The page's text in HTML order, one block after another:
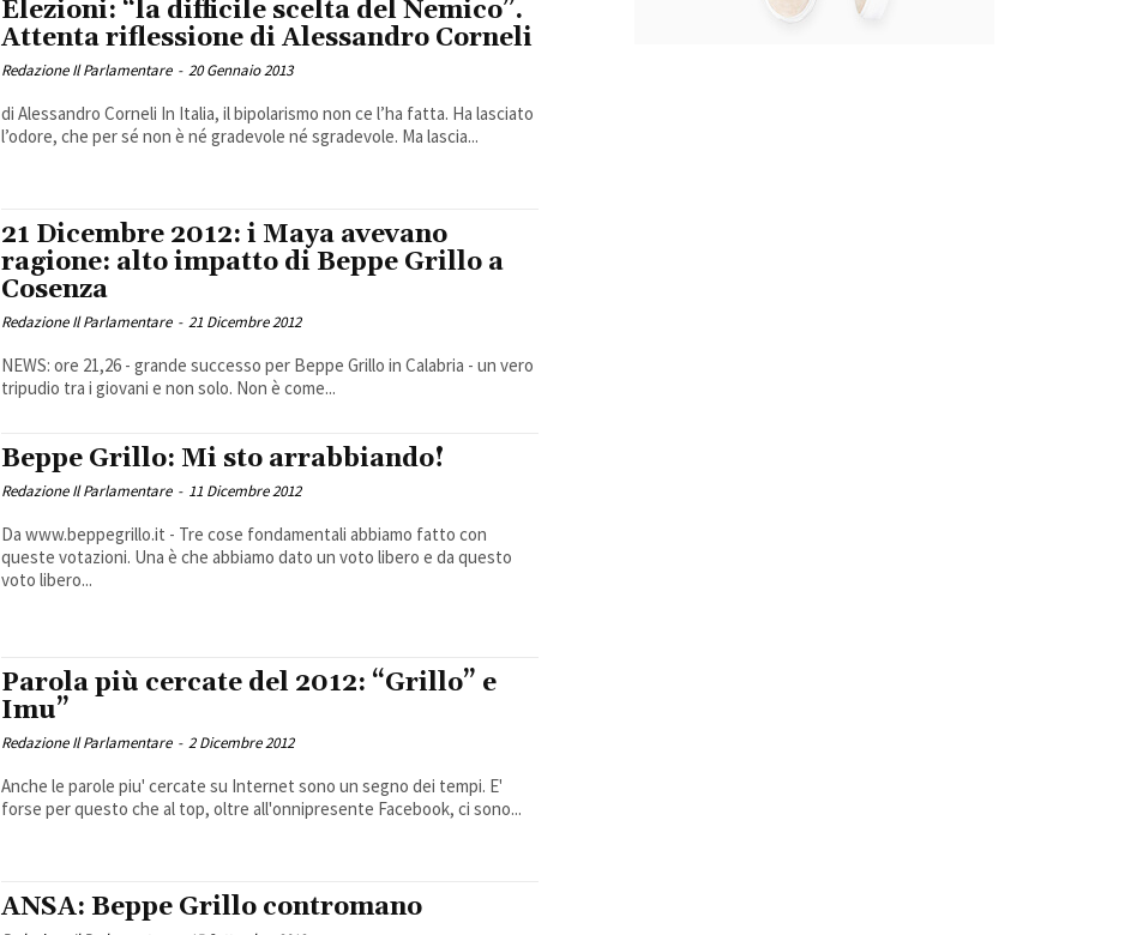
Elezioni: “la difficile scelta del Nemico”.
Attenta riflessione di Alessandro Corneli
Redazione Il Parlamentare - 20 Gennaio 2013
di Alessandro Corneli In Italia, il bipolarismo non ce l’ha fatta. Ha lasciato
l’odore, che per sé non è né gradevole né sgradevole. Ma lascia...
21 Dicembre 2012: i Maya avevano
ragione: alto impatto di Beppe Grillo a
Cosenza
Redazione Il Parlamentare - 21 Dicembre 2012
NEWS: ore 21,26 - grande successo per Beppe Grillo in Calabria - un vero
tripudio tra i giovani e non solo. Non è come...
Beppe Grillo: Mi sto arrabbiando!
Redazione Il Parlamentare - 11 Dicembre 2012
Da www.beppegrillo.it - Tre cose fondamentali abbiamo fatto con
queste votazioni. Una è che abbiamo dato un voto libero e da questo
voto libero...
Parola più cercate del 2012: “Grillo” e
Imu”
Redazione Il Parlamentare - 2 Dicembre 2012
Anche le parole piu' cercate su Internet sono un segno dei tempi. E'
forse per questo che al top, oltre all'onnipresente Facebook, ci sono...
ANSA: Beppe Grillo contromano